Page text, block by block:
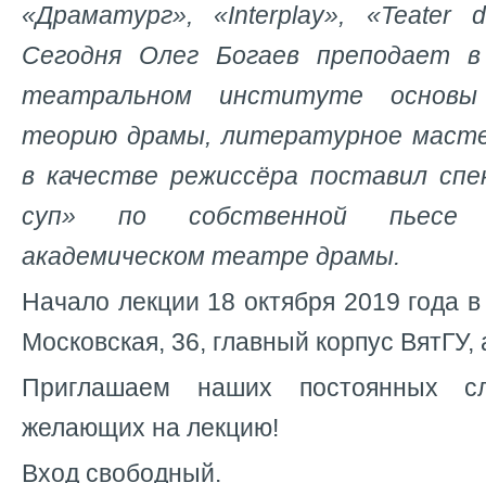
«Драматург», «Interplay», «Teater
Сегодня Олег Богаев преподает в
театральном институте основы
теорию драмы, литературное
в качестве режиссёра поставил
суп» по собственной пьесе
академическом театре драмы.
Начало лекции 18 октября 2019 года
Московская, 36, главный корпус ВятГУ,
Приглашаем наших постоянных
желающих на лекцию!
Вход свободный.